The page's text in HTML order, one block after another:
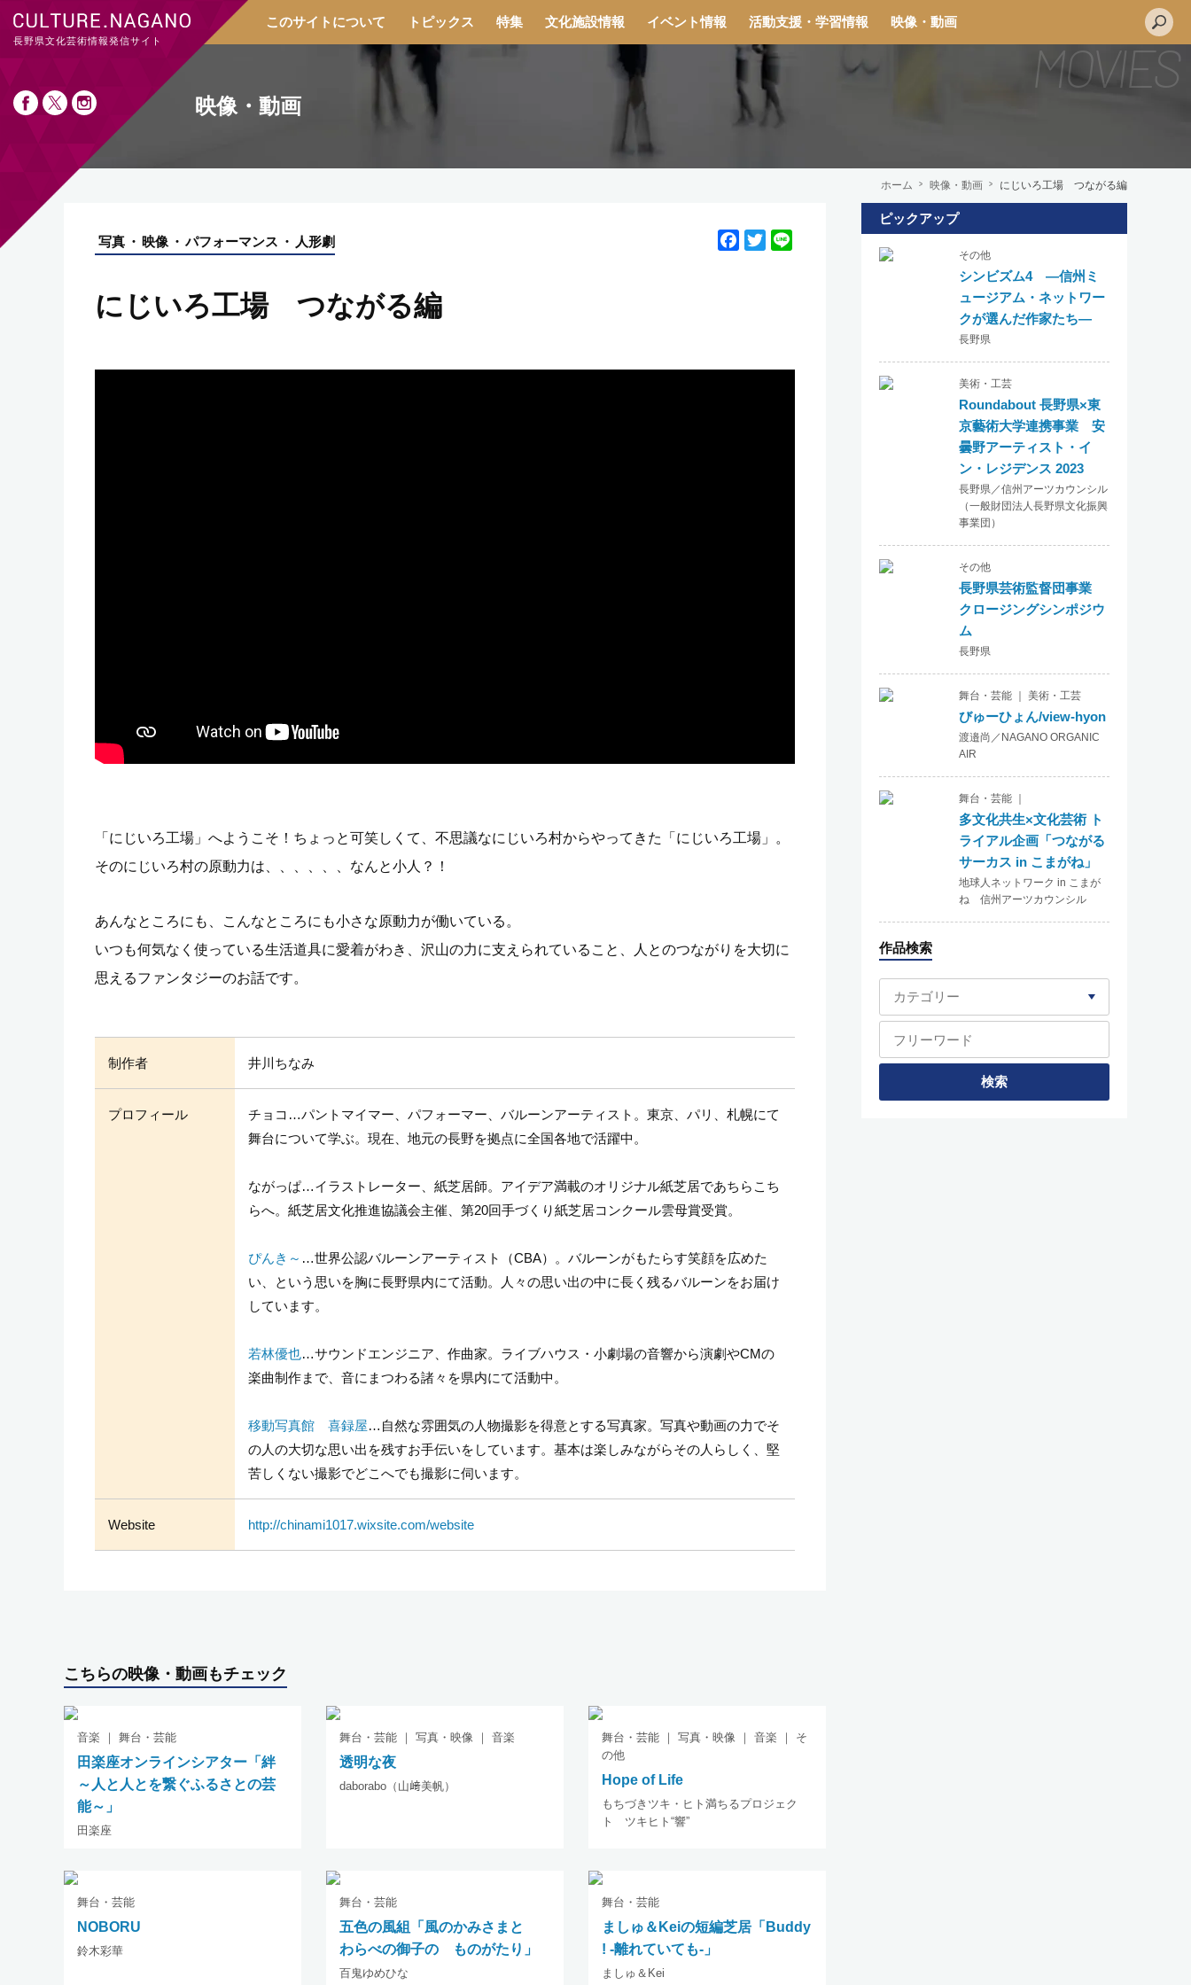
長野県文化芸術情報発信サイト
このサイトについて トピックス 特集 文化施設情報 イベント情報 活動支援・学習情報 映像・動画
映像・動画
ホーム 映像・動画 にじいろ工場 つながる編
写真 映像 パフォーマンス 人形劇
F
o
T
r
にじいろ工場 つながる編
「にじいろ工場」へようこそ！ちょっと可笑しくて、不思議なにじいろ村からやってきた「にじいろ工場」。
そのにじいろ村の原動力は、、、、、、なんと小人？！
あんなところにも、こんなところにも小さな原動力が働いている。
いつも何気なく使っている生活道具に愛着がわき、沢山の力に支えられていること、人とのつながりを大切に
思えるファンタジーのお話です。
制作者 井川ちなみ
プロフィール
チョコ…パントマイマー、パフォーマー、バルーンアーティスト。東京、パリ、札幌にて
舞台について学ぶ。現在、地元の長野を拠点に全国各地で活躍中。
ながっぱ…イラストレーター、紙芝居師。アイデア満載のオリジナル紙芝居であちらこち
らへ。紙芝居文化推進協議会主催、第20回手づくり紙芝居コンクール雲母賞受賞。
ぴんき～ …世界公認バルーンアーティスト（CBA）。バルーンがもたらす笑顔を広めた
い、という思いを胸に長野県内にて活動。人々の思い出の中に長く残るバルーンをお届け
しています。
若林優也…サウンドエンジニア、作曲家。ライブハウス・小劇場の音響から演劇やCMの
楽曲制作まで、音にまつわる諸々を県内にて活動中。
移動写真館 喜録屋…自然な雰囲気の人物撮影を得意とする写真家。写真や動画の力でそ
の人の大切な思い出を残すお手伝いをしています。基本は楽しみながらその人らしく、堅
苦しくない撮影でどこへでも撮影に伺います。
Website http://chinami1017.wixsite.com/website
こちらの映像・動画もチェック
音楽 ｜ 舞台・芸能
田楽座オンラインシアター「絆
～人と人とを繋ぐふるさとの芸
能～」
田楽座
舞台・芸能 ｜ 写真・映像 ｜ 音楽
透明な夜
daborabo（山﨑美帆）
舞台・芸能 ｜ 写真・映像 ｜ 音楽 ｜ そ
の他
Hope of Life
もちづきツキ・ヒト満ちるプロジェク
ト ツキヒト“響”
舞台・芸能
NOBORU
鈴木彩華
舞台・芸能
五色の風組「風のかみさまと
わらべの御子の ものがたり」
百鬼ゆめひな
舞台・芸能
ましゅ＆Keiの短編芝居「Buddy
! -離れていても-」
ましゅ＆Kei
ピックアップ
その他
シンビズム4 ―信州ミ
ュージアム・ネットワー
クが選んだ作家たち―
長野県
美術・工芸
Roundabout 長野県×東
京藝術大学連携事業 安
曇野アーティスト・イ
ン・レジデンス 2023
長野県／信州アーツカウンシル
（一般財団法人長野県文化振興
事業団）
その他
長野県芸術監督団事業
クロージングシンポジウ
ム
長野県
舞台・芸能 ｜ 美術・工芸
びゅーひょん/view-hyon
渡邉尚／NAGANO ORGANIC
AIR
舞台・芸能 ｜
多文化共生×文化芸術 ト
ライアル企画「つながる
サーカス in こまがね」
地球人ネットワーク in こまが
ね 信州アーツカウンシル
作品検索